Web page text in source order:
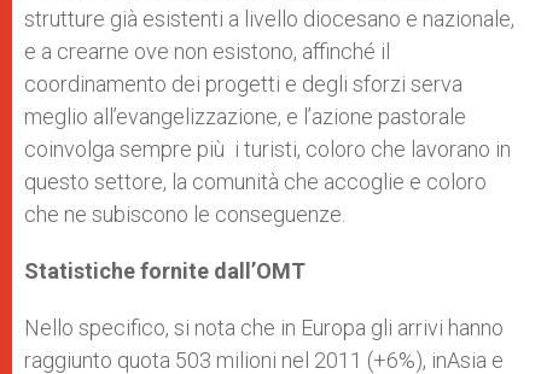
strutture già esistenti a livello diocesano e nazionale,
e a crearne ove non esistono, affinché il
coordinamento dei progetti e degli sforzi serva
meglio all’evangelizzazione, e l’azione pastorale
coinvolga sempre più i turisti, coloro che lavorano in
questo settore, la comunità che accoglie e coloro
che ne subiscono le conseguenze.
Statistiche fornite dall’OMT
Nello specifico, si nota che in Europa gli arrivi hanno
raggiunto quota 503 milioni nel 2011 (+6%), inAsia e